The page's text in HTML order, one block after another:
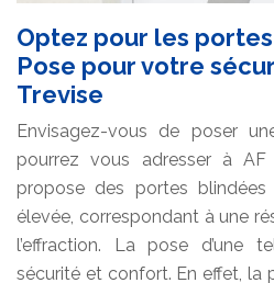
Optez pour les
Pose pour votre
Trevise
Envisagez-vous de poser
pourrez vous adresser à AF
propose des portes blindées
élevée, correspondant à une
l’effraction. La pose d’une
sécurité et confort. En effet, la